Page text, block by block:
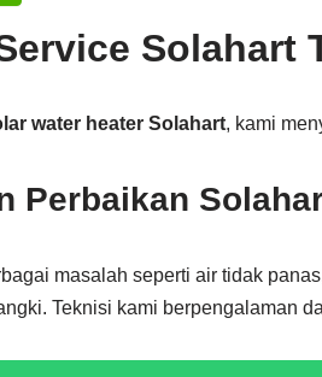
Solahart
water heater Solahart, kami
Perbaikan
masalah seperti air tidak
Teknisi kami berpengalaman